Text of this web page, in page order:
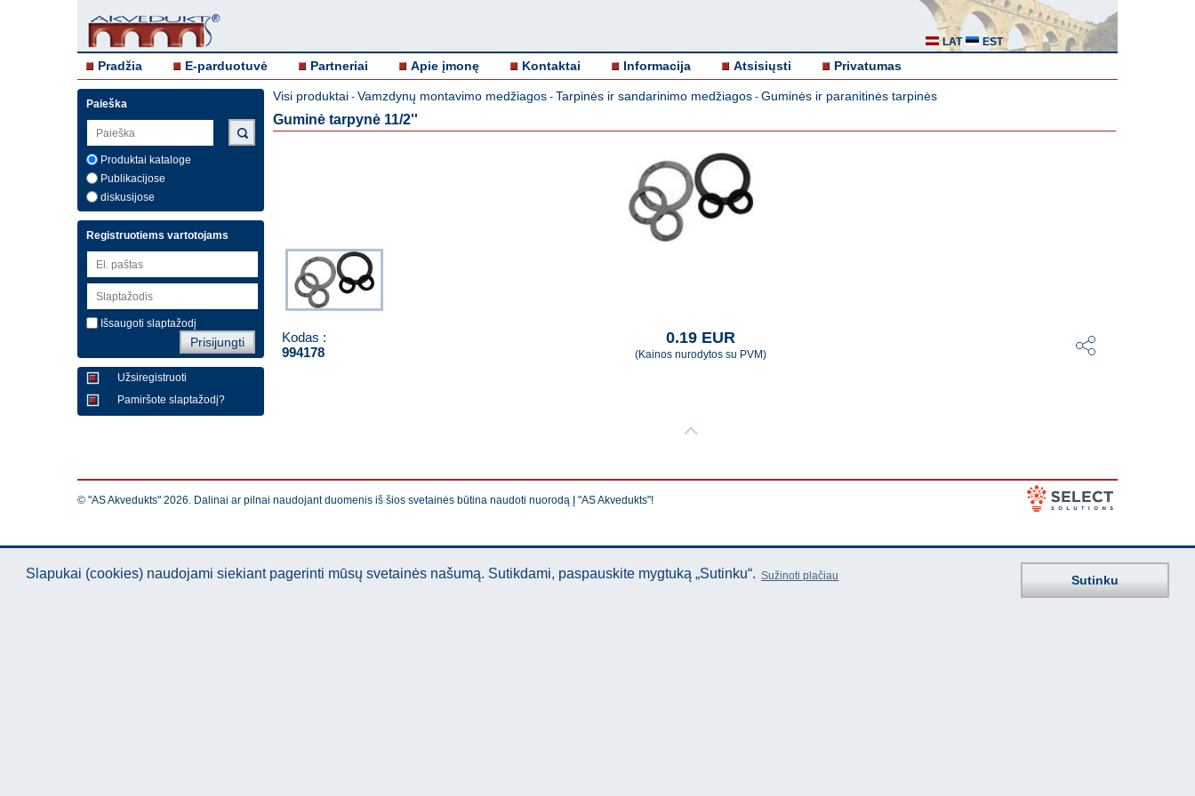
LAT EST
Pradžia E-parduotuvė Partneriai Apie įmonę Kontaktai Informacija Atsisiųsti Privatumas
Paieška
Produktai kataloge
Publikacijose
diskusijose
Registruotiems vartotojams
Išsaugoti slaptažodį
Užsiregistruoti
Pamiršote slaptažodį?
Visi produktai - Vamzdynų montavimo medžiagos - Tarpinės ir sandarinimo medžiagos - Guminės ir paranitinės tarpinės
Guminė tarpynė 11/2''
Kodas :
994178
0.19 EUR
(Kainos nurodytos su PVM)
© "AS Akvedukts" 2026. Dalinai ar pilnai naudojant duomenis iš šios svetainės būtina naudoti nuorodą Į "AS Akvedukts"!
Slapukai (cookies) naudojami siekiant pagerinti mūsų svetainės našumą. Sutikdami, paspauskite mygtuką „Sutinku“. Sužinoti plačiau Sutinku